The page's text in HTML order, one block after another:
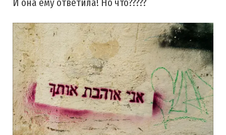
И она ему ответила! Но что?????